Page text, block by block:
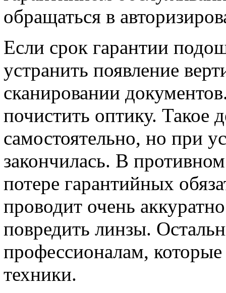
обращаться в
Если срок гарантии
устранить появление
сканировании
почистить оптику. Такое
самостоятельно, но при
закончилась. В
потере гарантийных
проводит очень
повредить линзы.
профессионалам,
техники.